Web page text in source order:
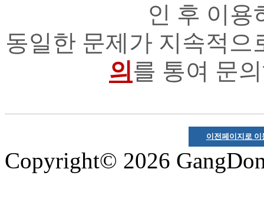
인 후 이용
동일한 문제가 지속적
의를 통여 문
이전페이지로 이
Copyright© 2026